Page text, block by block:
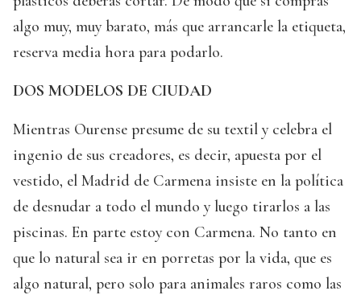
algo muy, muy barato, más que arrancarle la etiqueta,
reserva media hora para podarlo.
DOS MODELOS DE CIUDAD
Mientras Ourense presume de su textil y celebra el
ingenio de sus creadores, es decir, apuesta por el
vestido, el Madrid de Carmena insiste en la política
de desnudar a todo el mundo y luego tirarlos a las
piscinas. En parte estoy con Carmena. No tanto en
que lo natural sea ir en porretas por la vida, que es
algo natural, pero solo para animales raros como las